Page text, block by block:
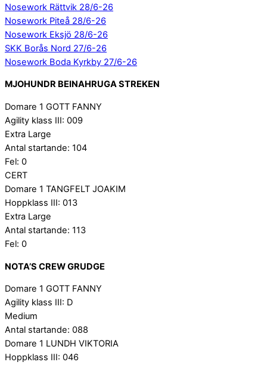
Nosework Rättvik 28/6-26
Nosework Piteå 28/6-26
Nosework Eksjö 28/6-26
SKK Borås Nord 27/6-26
Nosework Boda Kyrkby 27/6-26
MJOHUNDR BEINAHRUGA STREKEN
Domare 1 GOTT FANNY
Agility klass III: 009
Extra Large
Antal startande: 104
Fel: 0
CERT
Domare 1 TANGFELT JOAKIM
Hoppklass III: 013
Extra Large
Antal startande: 113
Fel: 0
NOTA’S CREW GRUDGE
Domare 1 GOTT FANNY
Agility klass III: D
Medium
Antal startande: 088
Domare 1 LUNDH VIKTORIA
Hoppklass III: 046